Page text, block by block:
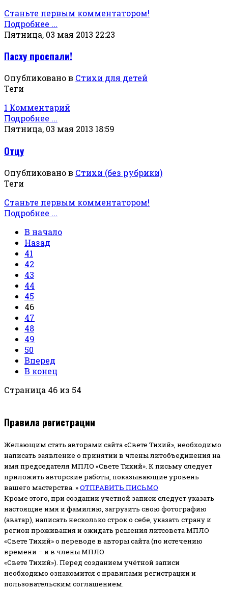
Станьте первым комментатором!
Подробнее ...
Пятница, 03 мая 2013 22:23
Пасху проспали!
Опубликовано в Стихи для детей
Теги
1 Комментарий
Подробнее ...
Пятница, 03 мая 2013 18:59
Отцу
Опубликовано в Стихи (без рубрики)
Теги
Станьте первым комментатором!
Подробнее ...
В начало
Назад
41
42
43
44
45
46
47
48
49
50
Вперед
В конец
Страница 46 из 54
Правила регистрации
Желающим стать авторами сайта «Свете Тихий», необходимо
написать заявление о принятии в члены литобъединения на
имя председателя МПЛО «Свете Тихий». К письму следует
приложить авторские работы, показывающие уровень
вашего мастерства. »ОТПРАВИТЬ ПИСЬМО
Кроме этого, при создании учетной записи следует указать
настоящие имя и фамилию, загрузить свою фотографию
(аватар), написать несколько строк о себе, указать страну и
регион проживания и ожидать решения литсовета МПЛО
«Свете Тихий» о переводе в авторы сайта (по истечению
времени – и в члены МПЛО
«Свете Тихий»). Перед созданием учётной записи
необходимо ознакомится с правилами регистрации и
пользовательским соглашением.